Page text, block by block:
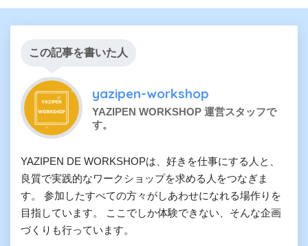
この記事を書いた人
yazipen-workshop
YAZIPEN WORKSHOP 運営スタッフで
す。
YAZIPEN DE WORKSHOPは、好きを仕事にする人と、
良質で実践的なワークショップを求める人をつなぎま
す。 参加したすべての方々がしあわせになれる場作りを
目指しています。 ここでしか体験できない、そんな企画
づくりも行っています。